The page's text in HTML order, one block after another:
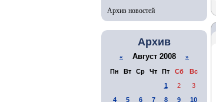
Архив новостей
Архив
« Август 2008 »
Пн Вт Ср Чт Пт Сб
Вс
1
2
3
4
5 6 7 8 9
10